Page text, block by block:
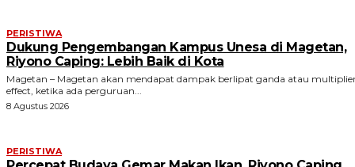
PERISTIWA
Dukung Pengembangan Kampus Unesa di Magetan,
Riyono Caping: Lebih Baik di Kota
Magetan – Magetan akan mendapat dampak berlipat ganda atau
effect, ketika ada perguruan...
8 Agustus 2026
PERISTIWA